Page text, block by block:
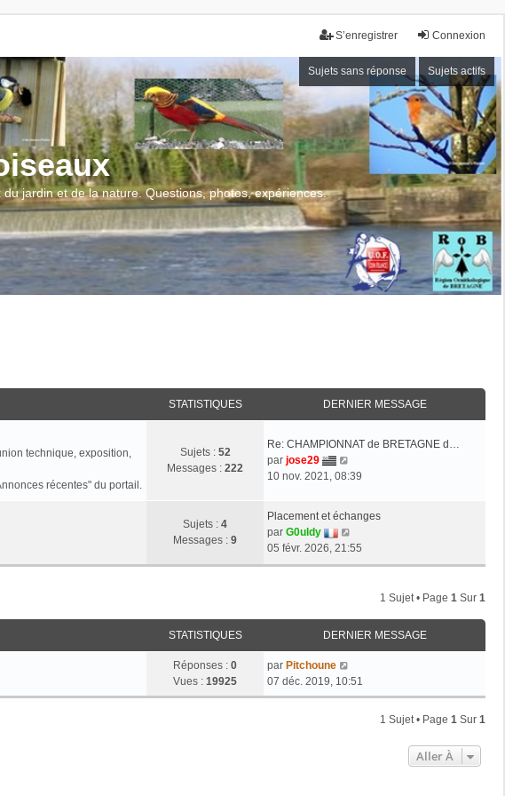
Connexion
S’enregistrer
Sujets sans réponse Sujets actifs
jardin et de la nature. Questions, photos, expériences.
STATISTIQUES DERNIER MESSAGE
technique, exposition,
récentes" du portail.
Sujets : 52
Messages : 222
Re: CHAMPIONNAT de BRETAGNE d…
par jose29
o
l
e
d
i
e
r
e
s
10 nov. 2021, 08:39
Sujets : 4
Messages : 9
Placement et échanges
par G0uldy
o
i
n
05 févr. 2026, 21:55
1 Sujet • Page 1 Sur 1
STATISTIQUES DERNIER MESSAGE
Réponses : 0
Vues : 19925
par Pitchoune
07 déc. 2019, 10:51
1 Sujet • Page 1 Sur 1
Aller À